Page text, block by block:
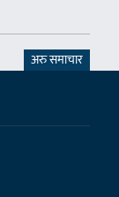
अरु समाचार